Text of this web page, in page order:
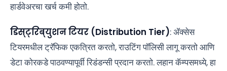
हार्डवेअरचा खर्च कमी होतो.
डिस्ट्रिब्युशन टियर (Distribution Tier): ॲक्सेस
टियरमधील ट्रॅफिक एकत्रित करतो, राउटिंग पॉलिसी लागू करतो आणि
डेटा कोरकडे पाठवण्यापूर्वी रिडंडन्सी प्रदान करतो. लहान कॅम्पसमध्ये, हा